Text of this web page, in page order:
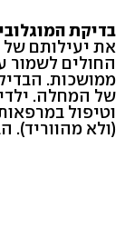
בדיקת
את יעילותם של
החולים לשמור
ממושכות.
וטיפול
(ולא מהווריד).